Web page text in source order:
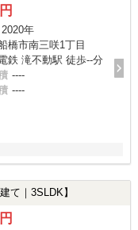
年
橋市南三咲1丁目
鉄 滝不動駅 徒歩--分
----
----
て｜3SLDK】